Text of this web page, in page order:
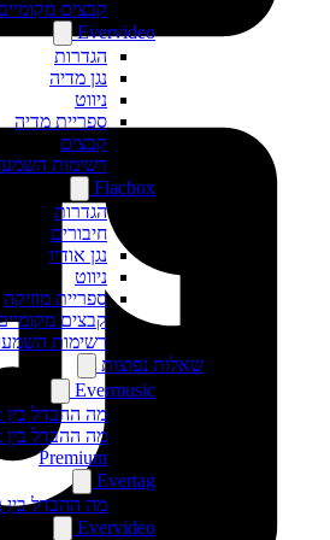
קבצים מקומיים
Evervideo
הגדרות
נגן מדיה
ניווט
ספריית מדיה
קבצים
רשימות השמעה
Flacbox
הגדרות
חיבורים
נגן אודיו
ניווט
ספריית מוזיקה
קבצים מקומיים
רשימות השמעה
שאלות נפוצות
Evermusic
מה ההבדל בין Evermusic ל-Flacbox
Premium
Evertag
מה ההבדל בין Evertag ל-Evertag Premium
Evervideo